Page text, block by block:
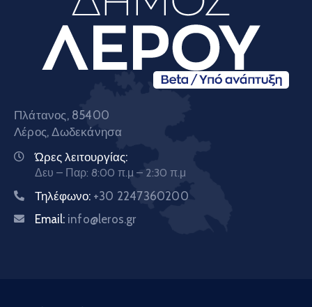
Πλάτανος, 85400
Λέρος, Δωδεκάνησα
Ώρες λειτουργίας:
Δευ – Παρ: 8:00 π.μ – 2:30 π.μ
Τηλέφωνο: +30 2247360200
Email: info@leros.gr